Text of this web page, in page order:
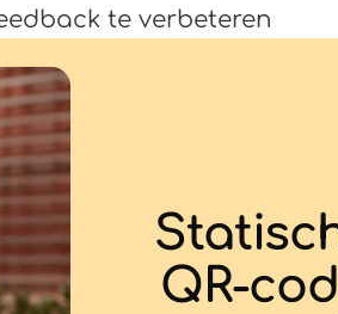
te verbeteren
QR-